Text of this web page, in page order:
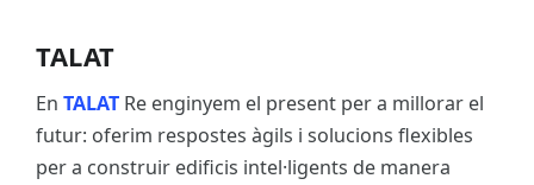
TALAT
En TALAT Re enginyem el present per a millorar el
futur: oferim respostes àgils i solucions flexibles
per a construir edificis intel·ligents de manera